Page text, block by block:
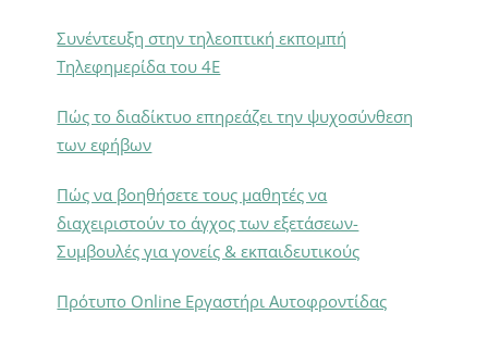
Συνέντευξη στην τηλεοπτική εκπομπή
Τηλεφημερίδα του 4Ε
Πώς το διαδίκτυο επηρεάζει την ψυχοσύνθεση
των εφήβων
Πώς να βοηθήσετε τους μαθητές να
διαχειριστούν το άγχος των εξετάσεων-
Συμβουλές για γονείς & εκπαιδευτικούς
Πρότυπο Online Εργαστήρι Αυτοφροντίδας